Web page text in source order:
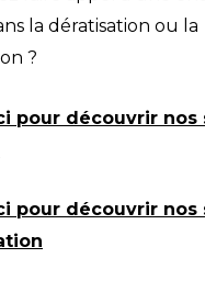
la dératisation ou la
?
pour découvrir nos
pour découvrir nos